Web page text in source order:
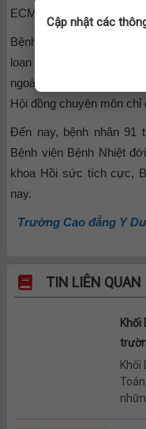
ECMO.
Bệnh nhân có yếu tố
loạn đông máu nặng,
ngoài về điều trị cho
Hội đồng chuyên môn chỉ
Đến nay, bệnh nhân 91
Bệnh viện Bệnh Nhiệt
khoa Hồi sức tích cực,
nay.
Trường Cao đẳng Y
TIN LIÊN QUAN
Khối
Khối
Cập nhật các